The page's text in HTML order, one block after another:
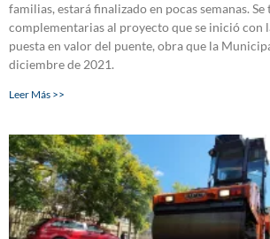
familias, estará finalizado en pocas semanas.
complementarias al proyecto que se inició con
puesta en valor del puente, obra que la
diciembre de 2021.
Leer Más >>